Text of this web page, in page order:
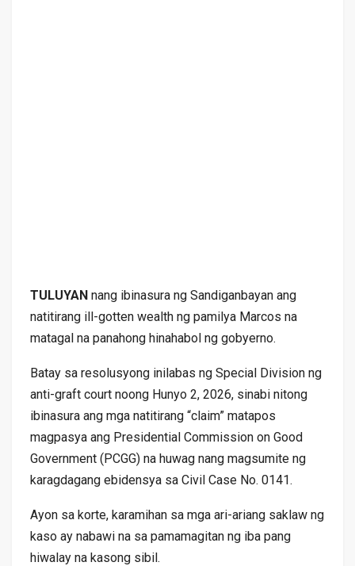
TULUYANnang ibinasura ng Sandiganbayan ang
natitirang ill-gotten wealth ng pamilya Marcos na
matagal na panahong hinahabol ng gobyerno.
Batay sa resolusyong inilabas ng Special Division ng
anti-graft court noong Hunyo 2, 2026, sinabi nitong
ibinasura ang mga natitirang “claim” matapos
magpasya ang Presidential Commission on Good
Government (PCGG) na huwag nang magsumite ng
karagdagang ebidensya sa Civil Case No. 0141.
Ayon sa korte, karamihan sa mga ari-ariang saklaw ng
kaso ay nabawi na sa pamamagitan ng iba pang
hiwalay na kasong sibil.